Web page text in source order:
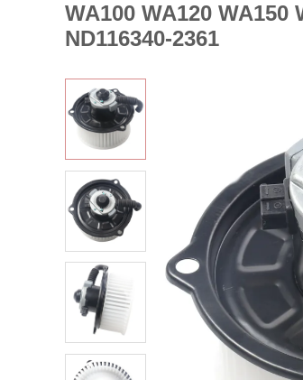
WA100 WA120 WA150
ND116340-2361